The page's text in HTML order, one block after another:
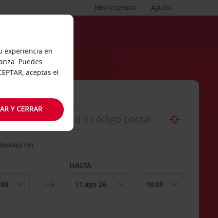
Ayuda
Mis reservas
HASTA
experiencia en
Puedes
aceptas el
Y CERRAR